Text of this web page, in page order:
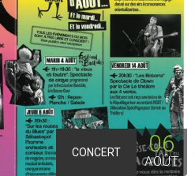
CONCERT 06
AOÛT